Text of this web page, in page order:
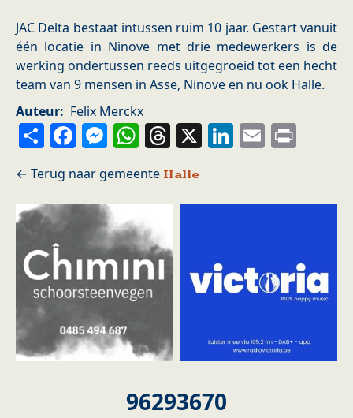
JAC Delta bestaat intussen ruim 10 jaar. Gestart vanuit
één locatie in Ninove met drie medewerkers is de
werking ondertussen reeds uitgegroeid tot een hecht
team van 9 mensen in Asse, Ninove en nu ook Halle.
Auteur
Felix Merckx
ShareFacebook
Messenger
WhatsApp
Threads
X LinkedIn
Email
Halle
96293670